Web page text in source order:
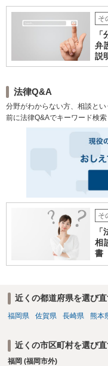
そ
弁
説
法律Q&A
分野がわからない方、相談と
前に法律Q&Aでキーワード検
そ
相
書
近くの都道府県を選び
福岡県 佐賀県 長崎県 熊本
近くの市区町村を選び
福岡 (福岡市外)